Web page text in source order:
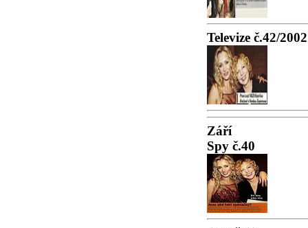
Televize č.42/2002
Září
Spy č.40